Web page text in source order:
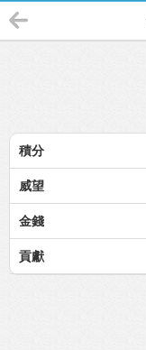
積分
威望
金錢
貢獻